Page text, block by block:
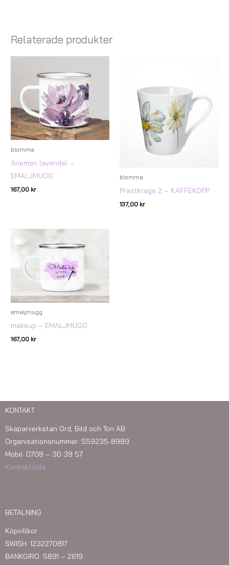
Relaterade produkter
blomma
Anemon lavendel –
EMALJMUGG
167,00 kr
blomma
Prästkrage 2 – KAFFEKOPP
137,00 kr
emaljmugg
makeup – EMALJMUGG
167,00 kr
KONTAKT
Skaparverkstan Ord, Bild och Ton AB
Organisationsnummer: 559235-8989
Mobil: 0708 – 30 39 57
Kontaktsida
BETALNING
Köpvillkor
SWISH: 1232270817
BANKGIRO: 5891 – 2619